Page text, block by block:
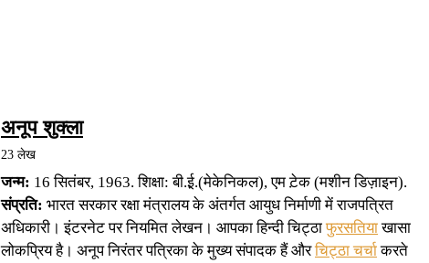
अनूप शुक्ला
23 लेख
जन्म: 16 सितंबर, 1963. शिक्षा: बी.ई़.(मेकेनिकल), एम ट़ेक (मशीन डिज़ाइन).
संप्रति: भारत सरकार रक्षा मंत्रालय के अंतर्गत आयुध निर्माणी में राजपत्रित
अधिकारी। इंटरनेट पर नियमित लेखन। आपका हिन्दी चिट्ठाफुरसतियाखासा
लोकप्रिय है। अनूप निरंतर पत्रिका के मुख्य संपादक हैं औरचिट्ठा चर्चाकरते